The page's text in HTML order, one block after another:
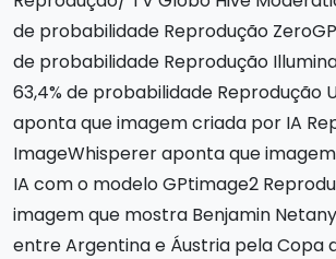
de probabilidade Reprodução
de probabilidade Reprodução
63,4% de probabilidade Reprodução
aponta que imagem criada por IA
ImageWhisperer aponta que
IA com o modelo GPtimage2
imagem que mostra Benjamin
entre Argentina e Áustria pela Copa